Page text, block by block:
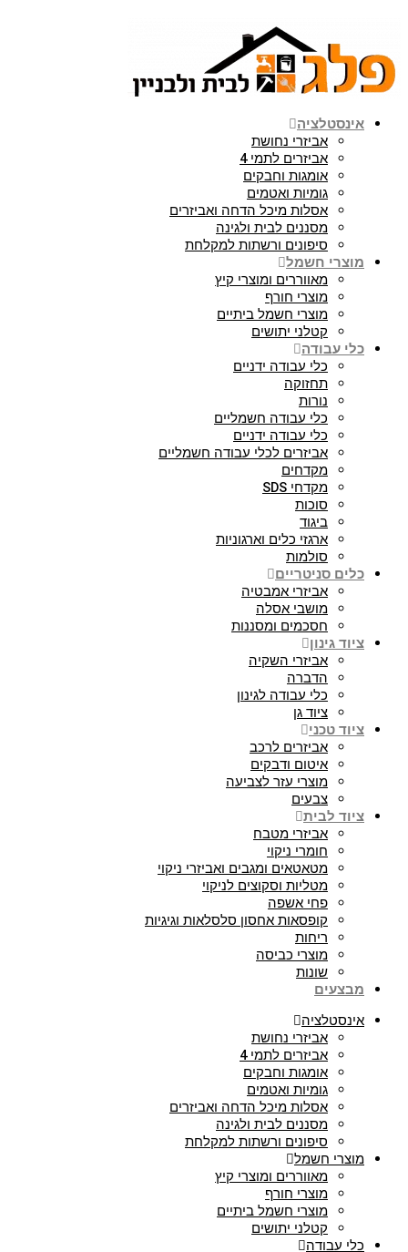
אינסטלציה
אביזרי נחושת
אביזרים לתמי 4
אומגות וחבקים
גומיות ואטמים
אסלות מיכל הדחה ואביזרים
מסננים לבית ולגינה
סיפונים ורשתות למקלחת
מוצרי חשמל
מאווררים ומוצרי קיץ
מוצרי חורף
מוצרי חשמל ביתיים
קטלני יתושים
כלי עבודה
כלי עבודה ידניים
תחזוקה
נורות
כלי עבודה חשמליים
כלי עבודה ידניים
אביזרים לכלי עבודה חשמליים
מקדחים
מקדחי SDS
סוכות
ביגוד
ארגזי כלים וארגוניות
סולמות
כלים סניטריים
אביזרי אמבטיה
מושבי אסלה
חסכמים ומסננות
ציוד גינון
אביזרי השקיה
הדברה
כלי עבודה לגינון
ציוד גן
ציוד טכני
אביזרים לרכב
איטום ודבקים
מוצרי עזר לצביעה
צבעים
ציוד לבית
אביזרי מטבח
חומרי ניקוי
מטאטאים ומגבים ואביזרי ניקוי
מטליות וסקוצים לניקוי
פחי אשפה
קופסאות אחסון סלסלאות וגיגיות
ריחות
מוצרי כביסה
שונות
מבצעים
אינסטלציה
אביזרי נחושת
אביזרים לתמי 4
אומגות וחבקים
גומיות ואטמים
אסלות מיכל הדחה ואביזרים
מסננים לבית ולגינה
סיפונים ורשתות למקלחת
מוצרי חשמל
מאווררים ומוצרי קיץ
מוצרי חורף
מוצרי חשמל ביתיים
קטלני יתושים
כלי עבודה